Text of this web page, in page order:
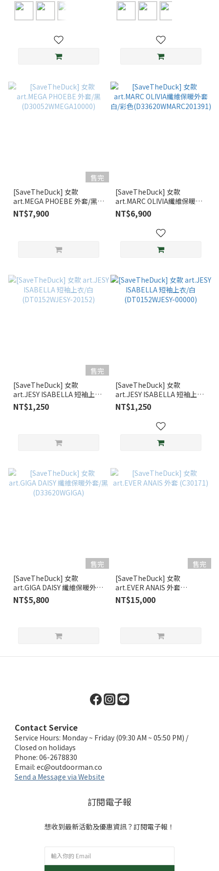
售完
[SaveTheDuck] 女款
art.MEGA PHOEBE 外套/黑
(D30052WMEGA10000)
NT$7,900
[SaveTheDuck] 女款
art.MARC OLIVIA纖維保暖外
套 白/彩色
(D33620WMARC201391)
NT$6,900
售完
[SaveTheDuck] 女款
art.JESY ISABELLA 短袖上衣/
白(DT0152WJESY-20152)
NT$1,250
[SaveTheDuck] 女款
art.JESY ISABELLA 短袖上衣/
白(DT0152WJESY-00000)
NT$1,250
售完
[SaveTheDuck] 女款
art.GIGA DAISY 纖維保暖外
套/黑(D33620WGIGA)
NT$5,800
售完
[SaveTheDuck] 女款
art.EVER ANAIS 外套
(C30171)
NT$15,000
Contact Service
Service Hours: Monday ~ Friday (09:30 AM ~ 05:50 PM) /
Closed on holidays
Phone: 06-2678830
Email: ec@outdoorman.co
Send a Message via Website
訂閱電子報
想收到最新活動及優惠資訊？訂閱電子報！